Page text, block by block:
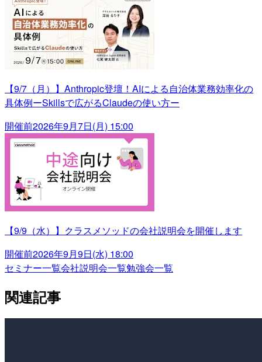
【9/7（月）】Anthropic登壇！AIによる自治体業務効率化の
具体例ーSkillsで広がるClaudeの使い方ー
開催前2026年9月7日(月) 15:00
【9/9（水）】クラスメソッドの会社説明会を開催します
開催前2026年9月9日(水) 18:00
セミナー一覧会社説明会一覧勉強会一覧
関連記事